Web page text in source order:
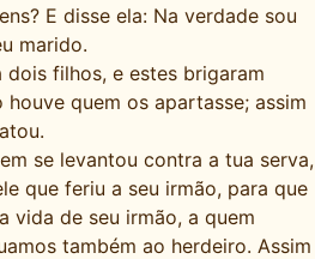
E disse ela: Na verdade sou
marido.
dois filhos, e estes brigaram
quem os apartasse; assim
se levantou contra a tua serva,
que feriu a seu irmão, para que
vida de seu irmão, a quem
também ao herdeiro. Assim